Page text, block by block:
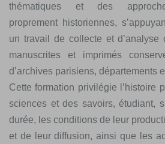
thématiques et des
proprement historiennes,
un travail de collecte et d’analyse
manuscrites et imprimés
d’archives parisiens, départements
Cette formation privilégie l’histoire
sciences et des savoirs, étudiant,
durée, les conditions de leur
et de leur diffusion, ainsi que les